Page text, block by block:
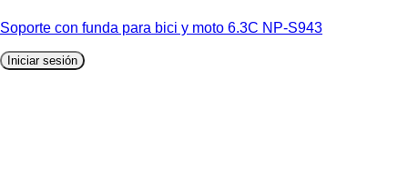
Soporte con funda para bici y moto 6.3C NP-S943
Iniciar sesión